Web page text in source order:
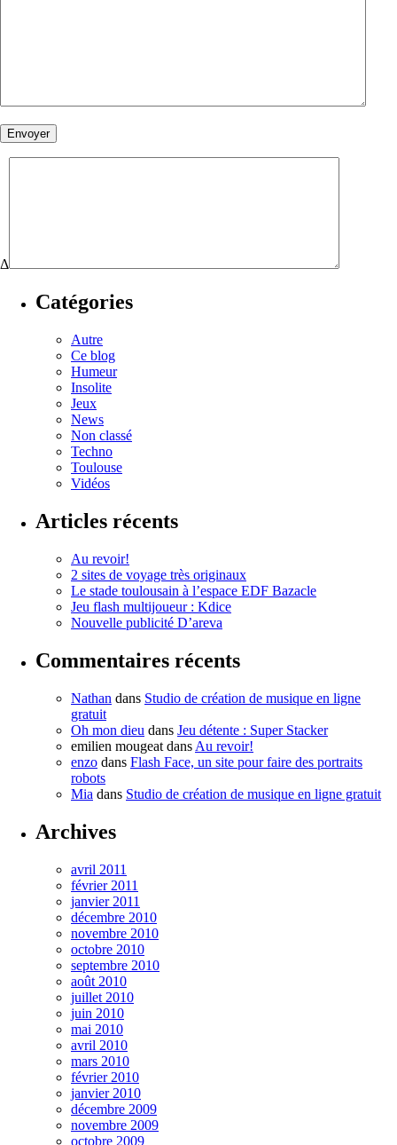
Δ
Catégories
Autre
Ce blog
Humeur
Insolite
Jeux
News
Non classé
Techno
Toulouse
Vidéos
Articles récents
Au revoir!
2 sites de voyage très originaux
Le stade toulousain à l’espace EDF Bazacle
Jeu flash multijoueur : Kdice
Nouvelle publicité D’areva
Commentaires récents
Nathan dans Studio de création de musique en ligne
gratuit
Oh mon dieu dans Jeu détente : Super Stacker
emilien mougeat dans Au revoir!
enzo dans Flash Face, un site pour faire des portraits
robots
Mia dans Studio de création de musique en ligne gratuit
Archives
avril 2011
février 2011
janvier 2011
décembre 2010
novembre 2010
octobre 2010
septembre 2010
août 2010
juillet 2010
juin 2010
mai 2010
avril 2010
mars 2010
février 2010
janvier 2010
décembre 2009
novembre 2009
octobre 2009